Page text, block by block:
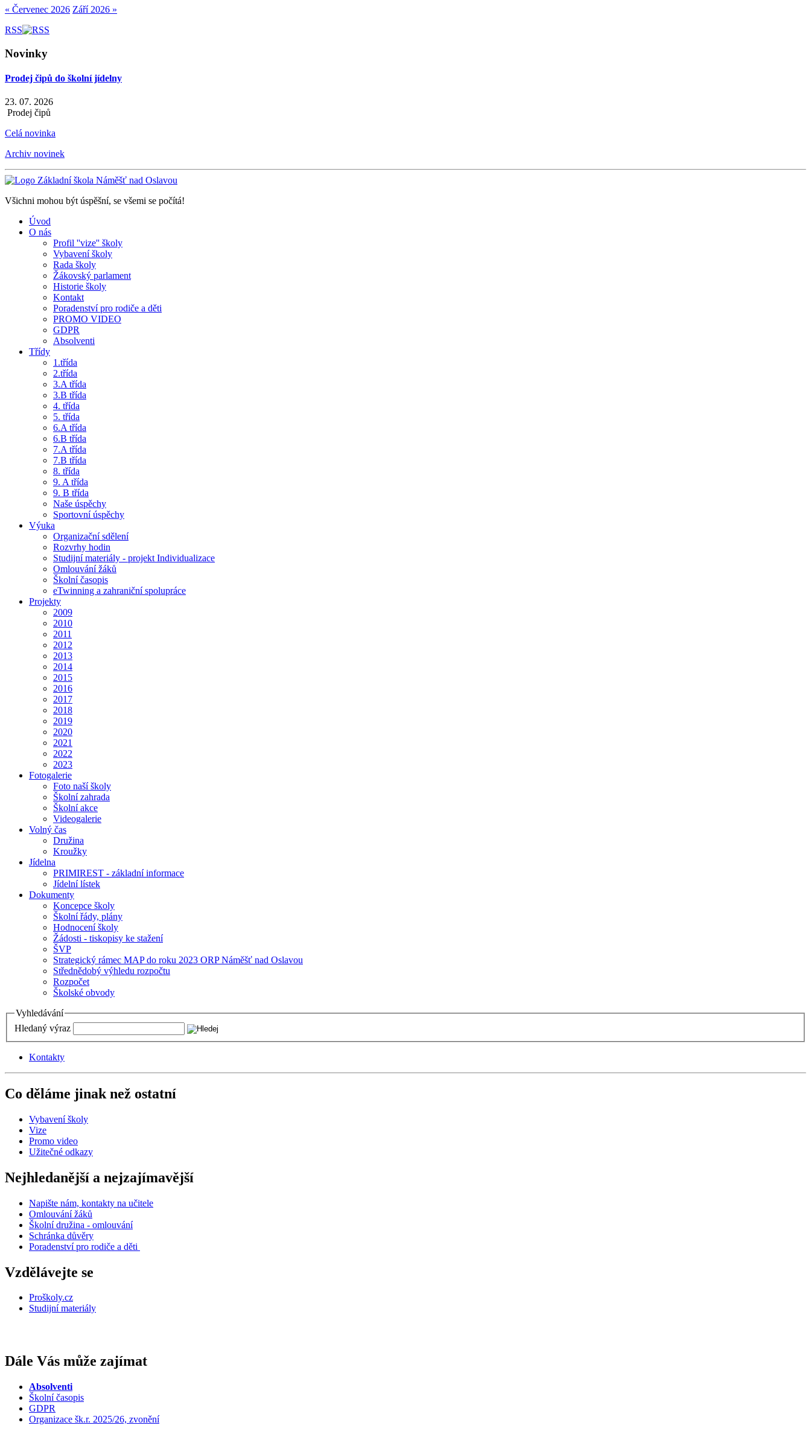
« Červenec 2026 Září 2026 »
RSS
Novinky
Prodej čipů do školní jídelny
23. 07. 2026
Prodej čipů
Celá novinka
Archiv novinek
Všichni mohou být úspěšní, se všemi se počítá!
Úvod
O nás
Profil ''vize'' školy
Vybavení školy
Rada školy
Žákovský parlament
Historie školy
Kontakt
Poradenství pro rodiče a děti
PROMO VIDEO
GDPR
Absolventi
Třídy
1.třída
2.třída
3.A třída
3.B třída
4. třída
5. třída
6.A třída
6.B třída
7.A třída
7.B třída
8. třída
9. A třída
9. B třída
Naše úspěchy
Sportovní úspěchy
Výuka
Organizační sdělení
Rozvrhy hodin
Studijní materiály - projekt Individualizace
Omlouvání žáků
Školní časopis
eTwinning a zahraniční spolupráce
Projekty
2009
2010
2011
2012
2013
2014
2015
2016
2017
2018
2019
2020
2021
2022
2023
Fotogalerie
Foto naší školy
Školní zahrada
Školní akce
Videogalerie
Volný čas
Družina
Kroužky
Jídelna
PRIMIREST - základní informace
Jídelní lístek
Dokumenty
Koncepce školy
Školní řády, plány
Hodnocení školy
Žádosti - tiskopisy ke stažení
ŠVP
Strategický rámec MAP do roku 2023 ORP Náměšť nad Oslavou
Střednědobý výhledu rozpočtu
Rozpočet
Školské obvody
Vyhledávání
Hledaný výraz
Kontakty
Co děláme jinak než ostatní
Vybavení školy
Vize
Promo video
Užitečné odkazy
Nejhledanější a nejzajímavější
Napište nám, kontakty na učitele
Omlouvání žáků
Školní družina - omlouvání
Schránka důvěry
Poradenství pro rodiče a děti
Vzdělávejte se
Proškoly.cz
Studijní materiály
Dále Vás může zajímat
Absolventi
Školní časopis
GDPR
Organizace šk.r. 2025/26, zvonění